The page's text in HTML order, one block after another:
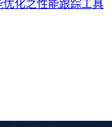
优化之性能跟踪工具